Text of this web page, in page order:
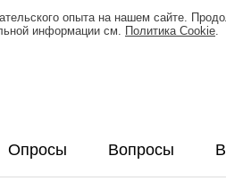
Опросы Вопросы
опыта на нашем сайте.
информации см. Политика Cookie.